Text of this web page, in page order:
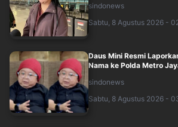
sindonews
Sabtu, 8 Agustus 2026 -
Daus Mini Resmi
Nama ke Polda Metro
sindonews
Sabtu, 8 Agustus 2026 -